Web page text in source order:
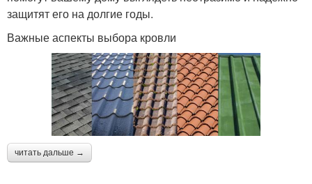
защитят его на долгие годы.
Важные аспекты выбора кровли
читать дальше →